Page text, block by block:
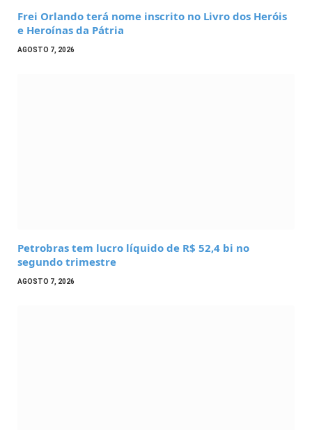
Frei Orlando terá nome inscrito no Livro dos Heróis
e Heroínas da Pátria
AGOSTO 7, 2026
Petrobras tem lucro líquido de R$ 52,4 bi no
segundo trimestre
AGOSTO 7, 2026